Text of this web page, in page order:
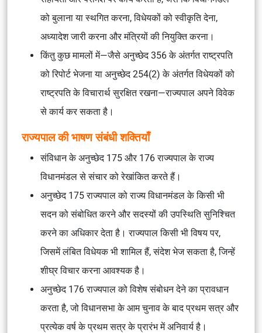
को बुलाना या स्थगित करना, विधेयकों को स्वीकृति देना,
अध्यादेश जारी करना और मंत्रियों की नियुक्ति करना।
किंतु कुछ मामलों में—जैसे अनुच्छेद 356 के अंतर्गत राष्ट्रपति
को रिपोर्ट भेजना या अनुच्छेद 254(2) के अंतर्गत विधेयकों को
राष्ट्रपति के विचारार्थ सुरक्षित रखना—राज्यपाल अपने विवेक
से कार्य कर सकता है।
राज्यपाल की भाषण संबंधी शक्तियाँ
संविधान के अनुच्छेद 175 और 176 राज्यपाल के राज्य
विधानमंडल से संचार को रेखांकित करते हैं।
अनुच्छेद 175 राज्यपाल को राज्य विधानमंडल के किसी भी
सदन को संबोधित करने और सदस्यों की उपस्थिति सुनिश्चित
करने का अधिकार देता है। राज्यपाल किसी भी विषय पर,
जिसमें लंबित विधेयक भी शामिल हैं, संदेश भेज सकता है, जिन्हें
शीघ्र विचार करना आवश्यक है।
अनुच्छेद 176 राज्यपाल को विशेष संबोधन देने का प्रावधान
करता है, जो विधानसभा के आम चुनाव के बाद प्रथम सत्र और
प्रत्येक वर्ष के प्रथम सत्र के प्रारंभ में अनिवार्य है।